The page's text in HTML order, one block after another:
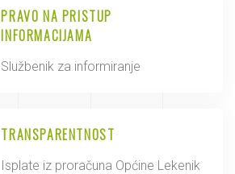
PRAVO NA PRISTUP
INFORMACIJAMA
Službenik za informiranje
TRANSPARENTNOST
Isplate iz proračuna Općine Lekenik